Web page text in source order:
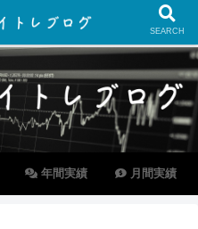
年間実績 月間実績
SEARCH